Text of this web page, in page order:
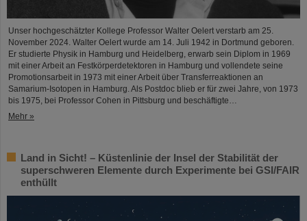
Unser hochgeschätzter Kollege Professor Walter Oelert verstarb am 25.
November 2024. Walter Oelert wurde am 14. Juli 1942 in Dortmund geboren.
Er studierte Physik in Hamburg und Heidelberg, erwarb sein Diplom in 1969
mit einer Arbeit an Festkörperdetektoren in Hamburg und vollendete seine
Promotionsarbeit in 1973 mit einer Arbeit über Transferreaktionen an
Samarium-Isotopen in Hamburg. Als Postdoc blieb er für zwei Jahre, von 1973
bis 1975, bei Professor Cohen in Pittsburg und beschäftigte…
Mehr »
Land in Sicht! – Küstenlinie der Insel der Stabilität der
superschweren Elemente durch Experimente bei GSI/FAIR
enthüllt